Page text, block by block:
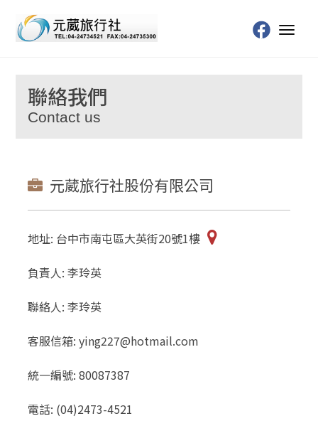
聯絡我們
Contact us
元葳旅行社股份有限公司
地址: 台中市南屯區大英街20號1樓
負責人: 李玲英
聯絡人: 李玲英
客服信箱: ying227@hotmail.com
統一編號: 80087387
電話: (04)2473-4521